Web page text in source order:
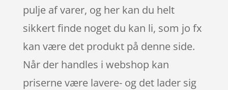
pulje af varer, og her kan du helt
sikkert finde noget du kan li, som jo fx
kan være det produkt på denne side.
Når der handles i webshop kan
priserne være lavere- og det lader sig